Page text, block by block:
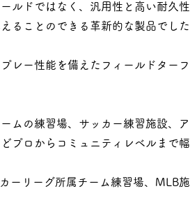
ルドではなく、汎用性と高い耐久
ることのできる革新的な製品でした
レー性能を備えたフィールドター
ムの練習場、サッカー練習施設、
プロからコミュニティレベルまで
ーリーグ所属チーム練習場、 MLB